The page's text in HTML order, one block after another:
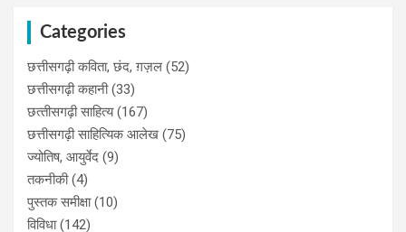
Categories
छत्तीसगढ़ी कविता, छंद, ग़ज़ल (52)
छत्तीसगढ़ी कहानी(33)
छत्‍तीसगढ़ी साहित्‍य(167)
छत्तीसगढ़ी साहित्यिक आलेख (75)
ज्योतिष, आयुर्वेद (9)
तकनीकी(4)
पुस्‍तक समीक्षा(10)
विविधा(142)